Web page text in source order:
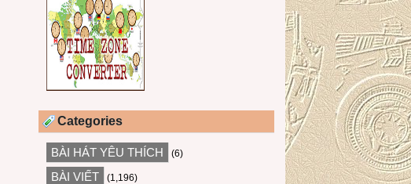
Categories
BÀI HÁT YÊU THÍCH (6)
BÀI VIẾT (1,196)